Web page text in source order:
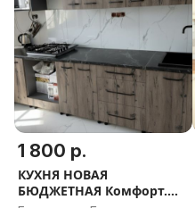
1 800 р.
КУХНЯ НОВАЯ
БЮДЖЕТНАЯ Комфорт.